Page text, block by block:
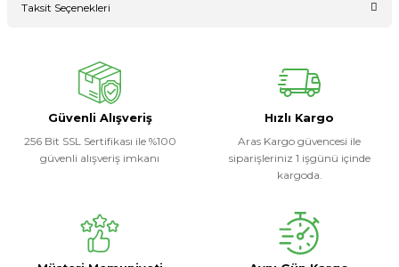
Taksit Seçenekleri
Güvenli Alışveriş
256 Bit SSL Sertifikası ile %100
güvenli alışveriş imkanı
Hızlı Kargo
Aras Kargo güvencesi ile
siparişleriniz 1 işgünü içinde
kargoda.